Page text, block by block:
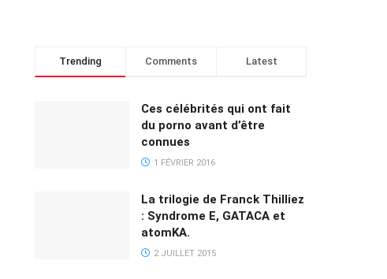
Trending Comments Latest
Ces célébrités qui ont fait
du porno avant d’être
connues
1 FÉVRIER 2016
La trilogie de Franck Thilliez
: Syndrome E, GATACA et
atomKA.
2 JUILLET 2015